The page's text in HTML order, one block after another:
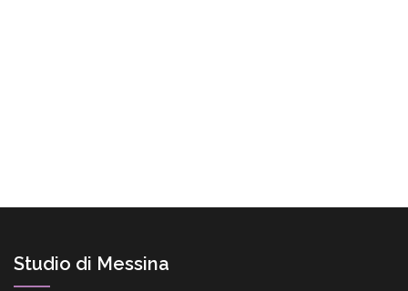
Studio di Messina